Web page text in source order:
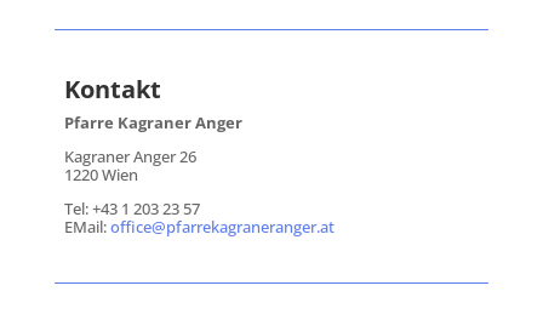
Kontakt
Pfarre Kagraner Anger
Kagraner Anger 26
1220 Wien
Tel: +43 1 203 23 57
EMail:office@pfarrekagraneranger.at